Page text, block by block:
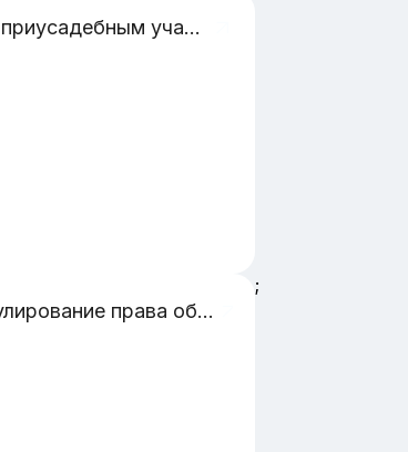
макет дома с приусадебным участком
правовое регулирование права общей собственности
;